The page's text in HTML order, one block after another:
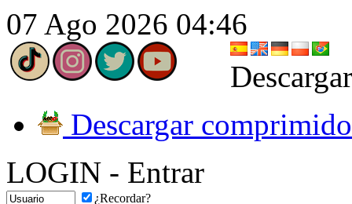
07 Ago 2026 04:46
Descargar
LOGIN - Entrar
¿Recordar?